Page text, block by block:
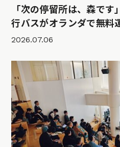
「次の停留所は、森で
行バスがオランダで無料
2026.07.06